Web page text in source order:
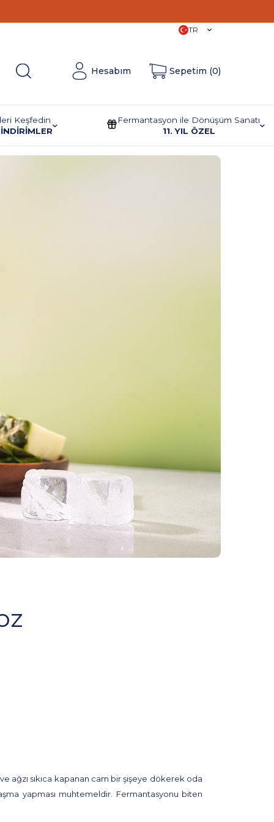
TR
Hesabım Sepetim (0)
Keşfedin
Fermantasyon ile Dönüşüm Sanatı
11. YIL ÖZEL
ağzı sıkıca kapanan cam bir şişeye dökerek oda
yapması muhtemeldir. Fermantasyonu biten